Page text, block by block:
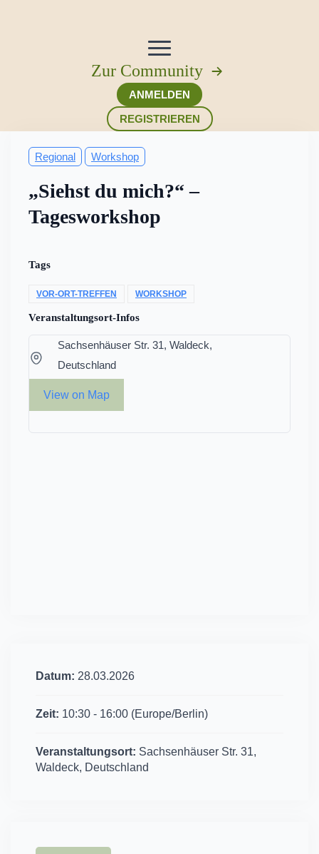
Zur Community
ANMELDEN
REGISTRIEREN
Regional Workshop
„Siehst du mich?“ –
Tagesworkshop
Tags
VOR-ORT-TREFFEN WORKSHOP
Veranstaltungsort-Infos
Sachsenhäuser Str. 31, Waldeck,
Deutschland
View on Map
Datum: 28.03.2026
Zeit: 10:30 - 16:00 (Europe/Berlin)
Veranstaltungsort: Sachsenhäuser Str. 31,
Waldeck, Deutschland